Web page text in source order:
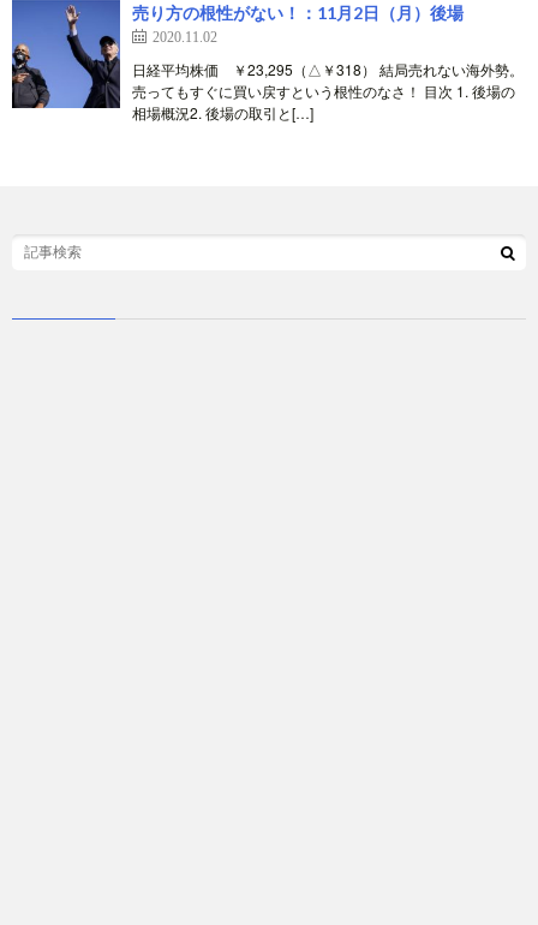
売り方の根性がない！：11月2日（月）後場
2020.11.02
日経平均株価 ￥23,295（△￥318） 結局売れない海外勢。
売ってもすぐに買い戻すという根性のなさ！ 目次 1. 後場の
相場概況2. 後場の取引と[…]